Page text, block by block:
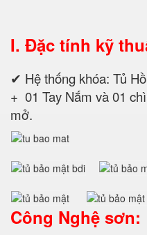
I. Đặc tính kỹ
✔ Hệ thống khóa: Tủ
+ 01 Tay Nắm và 01
mở.
Công Nghệ sơn: